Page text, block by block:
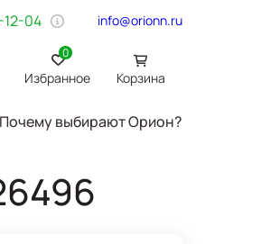
12-04 info@orionn.ru
Избранное
0
Корзина
A4 Бытовая химия Хозтовары
Почему выбирают Орион?